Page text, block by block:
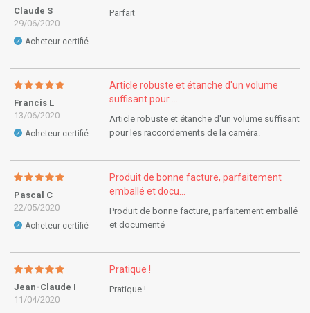
Claude S
29/06/2020
✓ Acheteur certifié
Parfait
Francis L
13/06/2020
✓ Acheteur certifié
Article robuste et étanche d'un volume
suffisant pour ...
Article robuste et étanche d'un volume suffisant
pour les raccordements de la caméra.
Pascal C
22/05/2020
✓ Acheteur certifié
Produit de bonne facture, parfaitement
emballé et docu...
Produit de bonne facture, parfaitement emballé
et documenté
Jean-Claude I
11/04/2020
Pratique !
Pratique !